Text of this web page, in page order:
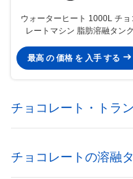
ウォーターヒート 1000L チョ
レートマシン 脂肪溶融タンク
最高 の 価格 を 入手 する
チョコレート・トラ
プ
チョコレートの溶融